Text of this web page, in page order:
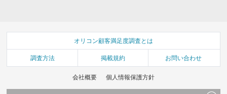
オリコン顧客満足度調査とは
調査方法 掲載規約 お問い合わせ
会社概要 個人情報保護方針